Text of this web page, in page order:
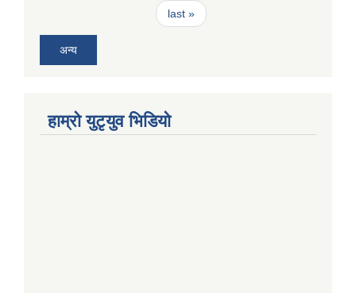
last »
अन्य
हाम्राे युटृयुव भिडियाे